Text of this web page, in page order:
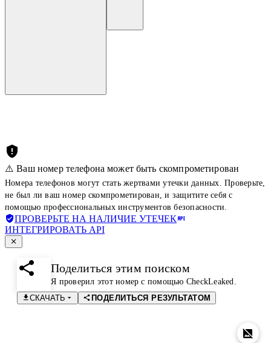
⚠️ Ваш номер телефона может быть скомпрометирован
Номера телефонов могут стать жертвами утечки данных. Проверьте,
не был ли ваш номер скомпрометирован, и защитите себя с
помощью профессиональных инструментов безопасности.
ПРОВЕРЬТЕ НА НАЛИЧИЕ УТЕЧЕК
ИНТЕГРИРОВАТЬ API
Поделиться этим поиском
Я проверил этот номер с помощью CheckLeaked.
СКАЧАТЬ
ПОДЕЛИТЬСЯ РЕЗУЛЬТАТОМ